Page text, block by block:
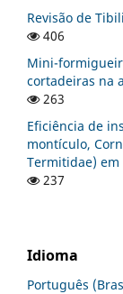
Revisão de
406
Mini-
cortadeiras na
263
Eficiência de
montículo,
Termitidae) em
237
Idioma
Português